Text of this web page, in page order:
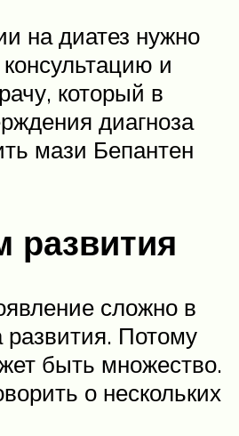
на диатез нужно
и
который в
диагноза
мази Бепантен
развития
сложно в
развития. Потому
быть множество.
о нескольких